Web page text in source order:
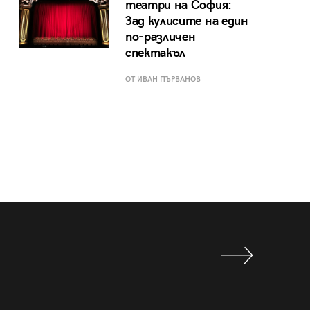
театри на София:
Зад кулисите на един
по-различен
спектакъл
ОТ ИВАН ПЪРВАНОВ